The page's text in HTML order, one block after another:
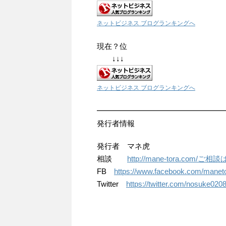
ネットビジネス ブログランキングへ
現在？位
↓↓↓
ネットビジネス ブログランキングへ
発行者情報
発行者 マネ虎
相談 http://mane-tora.com/ご相談
FB https://www.facebook.com/
Twitter https://twitter.com/nosuke0208